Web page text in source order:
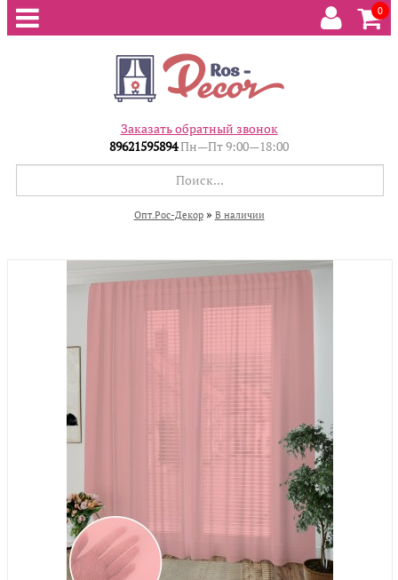
0
Заказать обратный звонок
89621595894Пн—Пт 9:00—18:00
Опт.Рос-Декор » В наличии